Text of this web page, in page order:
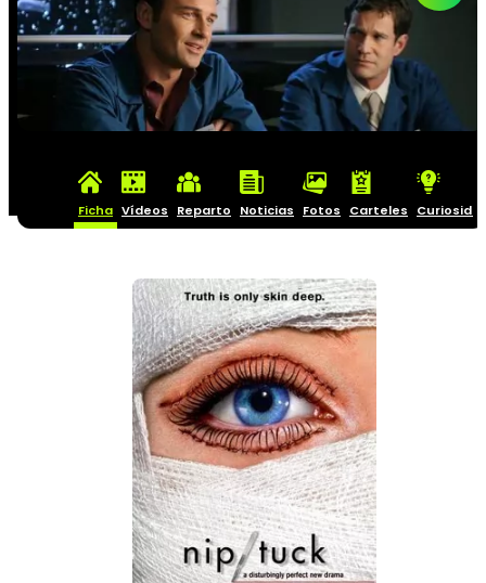
Ficha Vídeos Reparto Noticias Fotos Carteles